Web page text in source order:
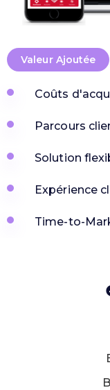
Valeur Ajoutée
Coûts
Parcours
Solution
Expérience
Time-to-